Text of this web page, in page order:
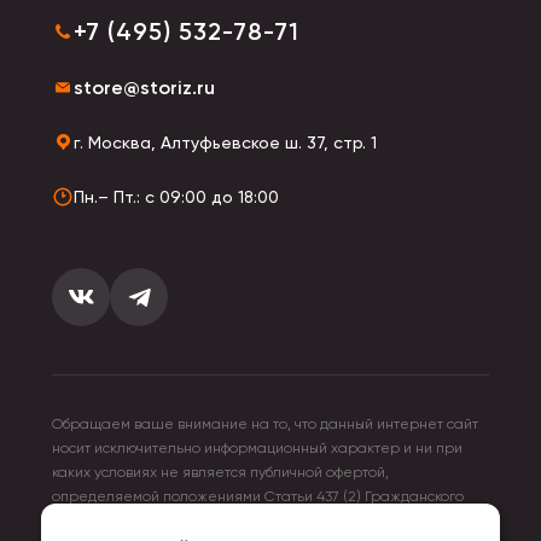
+7 (495) 532-78-71
store@storiz.ru
г. Москва, Алтуфьевское ш. 37, стр. 1
Пн.– Пт.: с 09:00 до 18:00
Обращаем ваше внимание на то, что данный интернет сайт
носит исключительно информационный характер и ни при
каких условиях не является публичной офертой,
определяемой положениями Статьи 437 (2) Гражданского